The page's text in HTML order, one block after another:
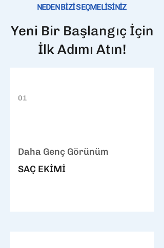
NEDEN BİZİ SEÇMELİSİNİZ
Yeni Bir Başlangıç İçin
İlk Adımı Atın!
01
Daha Genç Görünüm
SAÇ EKİMİ